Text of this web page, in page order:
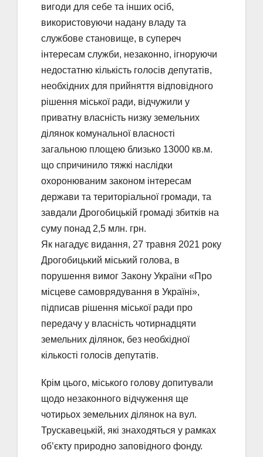
вигоди для себе та інших осіб,
використовуючи надану владу та
службове становище, в супереч
інтересам служби, незаконно, ігноруючи
недостатню кількість голосів депутатів,
необхідних для прийняття відповідного
рішення міської ради, відчужили у
приватну власність низку земельних
ділянок комунальної власності
загальною площею близько 13000 кв.м.
що спричинило тяжкі наслідки
охоронюваним законом інтересам
держави та територіальної громади, та
завдали Дрогобицькій громаді збитків на
суму понад 2,5 млн. грн.
Як нагадує видання, 27 травня 2021 року
Дрогобицький міський голова, в
порушення вимог Закону України «Про
місцеве самоврядування в Україні»,
підписав рішення міської ради про
передачу у власність чотирнадцяти
земельних ділянок, без необхідної
кількості голосів депутатів.
Крім цього, міського голову допитували
щодо незаконного відчуження ще
чотирьох земельних ділянок на вул.
Трускавецькій, які знаходяться у рамках
об’єкту природно заповідного фонду.